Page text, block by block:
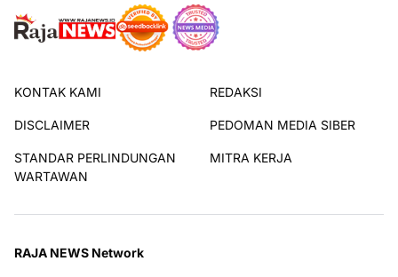
KONTAK KAMI REDAKSI
DISCLAIMER PEDOMAN MEDIA SIBER
STANDAR PERLINDUNGAN
WARTAWAN
MITRA KERJA
RAJA NEWS Network